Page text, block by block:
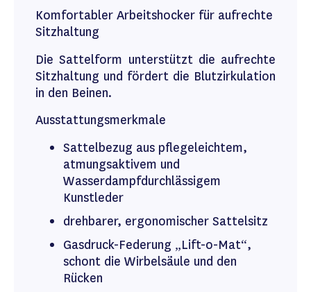
Komfortabler Arbeitshocker für aufrechte
Sitzhaltung
Die Sattelform unterstützt die aufrechte
Sitzhaltung und fördert die Blutzirkulation
in den Beinen.
Ausstattungsmerkmale
Sattelbezug aus pflegeleichtem,
atmungsaktivem und
Wasserdampfdurchlässigem
Kunstleder
drehbarer, ergonomischer Sattelsitz
Gasdruck-Federung „Lift-o-Mat“,
schont die Wirbelsäule und den
Rücken